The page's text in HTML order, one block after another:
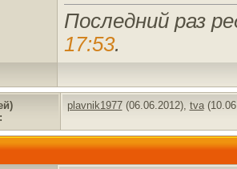
Последний раз
17:53.
plavnik1977(06.06.2012), tva